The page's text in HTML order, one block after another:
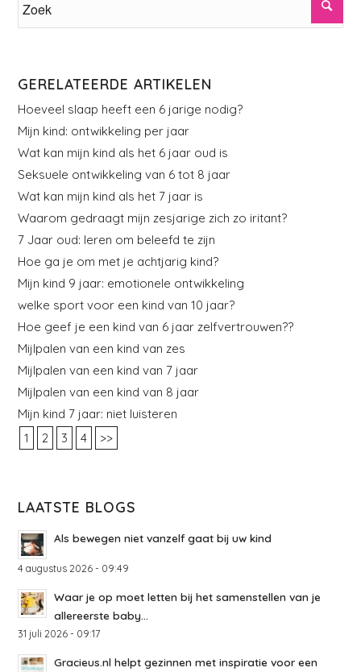
GERELATEERDE ARTIKELEN
Hoeveel slaap heeft een 6 jarige nodig?
Mijn kind: ontwikkeling per jaar
Wat kan mijn kind als het 6 jaar oud is
Seksuele ontwikkeling van 6 tot 8 jaar
Wat kan mijn kind als het 7 jaar is
Waarom gedraagt mijn zesjarige zich zo iritant?
7 Jaar oud: leren om beleefd te zijn
Hoe ga je om met je achtjarig kind?
Mijn kind 9 jaar: emotionele ontwikkeling
welke sport voor een kind van 10 jaar?
Hoe geef je een kind van 6 jaar zelfvertrouwen??
Mijlpalen van een kind van zes
Mijlpalen van een kind van 7 jaar
Mijlpalen van een kind van 8 jaar
Mijn kind 7 jaar: niet luisteren
1
2 3 4 >>
LAATSTE BLOGS
Als bewegen niet vanzelf gaat bij uw kind
4 augustus 2026 - 09:49
Waar je op moet letten bij het samenstellen van je
allereerste baby...
31 juli 2026 - 09:17
Gracieus.nl helpt gezinnen met inspiratie voor een